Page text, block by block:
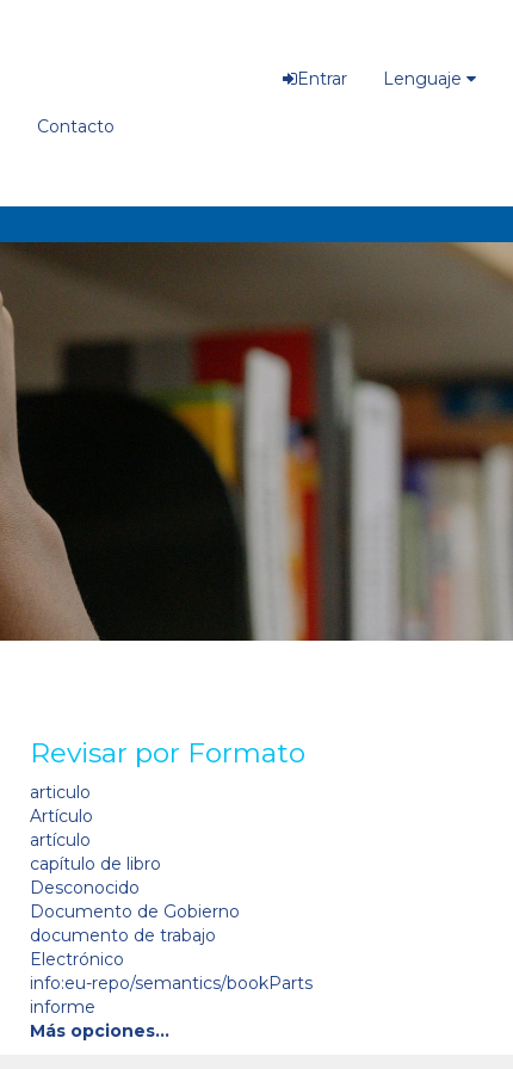
Contacto
Entrar Lenguaje
Revisar por Formato
articulo
Artículo
artículo
capítulo de libro
Desconocido
Documento de Gobierno
documento de trabajo
Electrónico
info:eu-repo/semantics/bookParts
informe
Más opciones…